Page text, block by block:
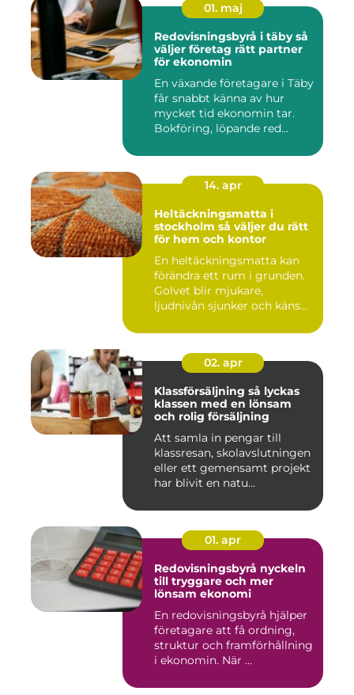
01. maj
Redovisningsbyrå i täby så
väljer företag rätt partner
för ekonomin
En växande företagare i Täby
får snabbt känna av hur
mycket tid ekonomin tar.
Bokföring, löpande red...
14. apr
Heltäckningsmatta i
stockholm så väljer du rätt
för hem och kontor
En heltäckningsmatta kan
förändra ett rum i grunden.
Golvet blir mjukare,
ljudnivån sjunker och käns...
02. apr
Klassförsäljning så lyckas
klassen med en lönsam
och rolig försäljning
Att samla in pengar till
klassresan, skolavslutningen
eller ett gemensamt projekt
har blivit en natu...
01. apr
Redovisningsbyrå nyckeln
till tryggare och mer
lönsam ekonomi
En redovisningsbyrå hjälper
företagare att få ordning,
struktur och framförhållning
i ekonomin. När ...